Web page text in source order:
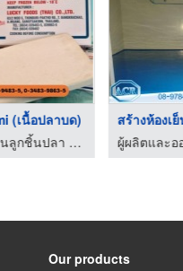
ขายส่งปลาทูแม่กลอง - ดาปลาทูแม่กลอง
Surimi (เนื้อปลาบด)
โรงงานลูกชิ้นปลา - ลักกี้ฟู้ดส์ (ไทย)
Our products